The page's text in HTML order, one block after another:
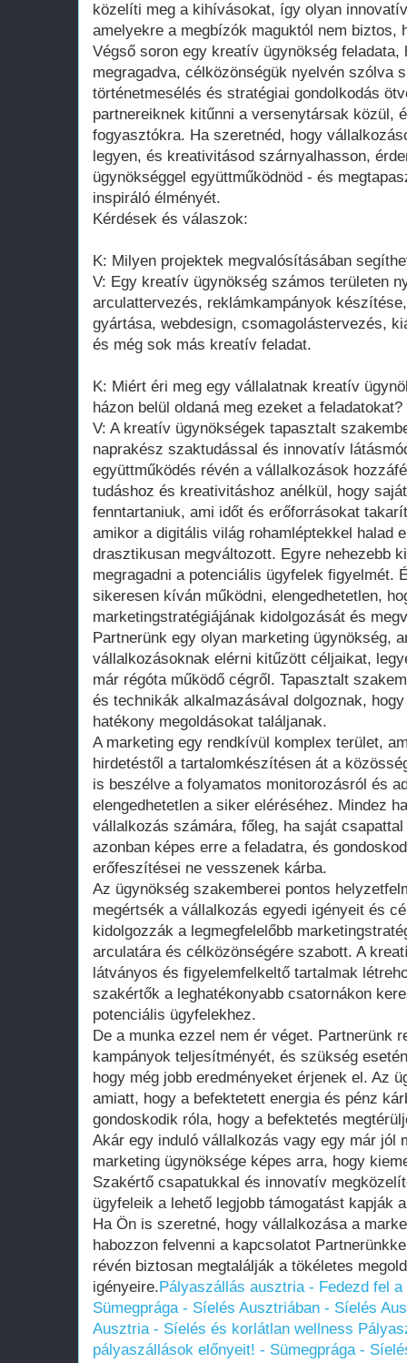
közelíti meg a kihívásokat, így olyan
amelyekre a megbízók maguktól nem biztos,
Végső soron egy kreatív ügynökség
megragadva, célközönségük nyelvén szólva
történetmesélés és stratégiai gondolkodás
partnereiknek kitűnni a versenytársak közül,
fogyasztókra. Ha szeretnéd, hogy
legyen, és kreativitásod szárnyalhasson,
ügynökséggel együttműködnöd - és
inspiráló élményét.
Kérdések és válaszok:
K: Milyen projektek megvalósításában
V: Egy kreatív ügynökség számos területen
arculattervezés, reklámkampányok
gyártása, webdesign, csomagolástervezés,
és még sok más kreatív feladat.
K: Miért éri meg egy vállalatnak kreatív
házon belül oldaná meg ezeket a feladatokat?
V: A kreatív ügynökségek tapasztalt
naprakész szaktudással és innovatív
együttműködés révén a vállalkozások
tudáshoz és kreativitáshoz anélkül, hogy
fenntartaniuk, ami időt és erőforrásokat
amikor a digitális világ rohamléptekkel halad
drasztikusan megváltozott. Egyre nehezebb
megragadni a potenciális ügyfelek figyelmét.
sikeresen kíván működni, elengedhetetlen,
marketingstratégiájának kidolgozását és
Partnerünk egy olyan marketing ügynökség,
vállalkozásoknak elérni kitűzött céljaikat,
már régóta működő cégről. Tapasztalt
és technikák alkalmazásával dolgoznak,
hatékony megoldásokat találjanak.
A marketing egy rendkívül komplex terület,
hirdetéstől a tartalomkészítésen át a
is beszélve a folyamatos monitorozásról és
elengedhetetlen a siker eléréséhez. Mindez
vállalkozás számára, főleg, ha saját
azonban képes erre a feladatra, és
erőfeszítései ne vesszenek kárba.
Az ügynökség szakemberei pontos
megértsék a vállalkozás egyedi igényeit és
kidolgozzák a legmegfelelőbb
arculatára és célközönségére szabott. A
látványos és figyelemfelkeltő tartalmak
szakértők a leghatékonyabb csatornákon
potenciális ügyfelekhez.
De a munka ezzel nem ér véget. Partnerünk
kampányok teljesítményét, és szükség
hogy még jobb eredményeket érjenek el. Az
amiatt, hogy a befektetett energia és pénz
gondoskodik róla, hogy a befektetés
Akár egy induló vállalkozás vagy egy már jól
marketing ügynöksége képes arra, hogy
Szakértő csapatukkal és innovatív
ügyfeleik a lehető legjobb támogatást kapják
Ha Ön is szeretné, hogy vállalkozása a
habozzon felvenni a kapcsolatot
révén biztosan megtalálják a tökéletes
igényeire.Pályaszállás ausztria - Fedezd fel
Sümegprága - Síelés Ausztriában - Síelés
Ausztria - Síelés és korlátlan wellness
pályaszállások előnyeit! - Sümegprága -